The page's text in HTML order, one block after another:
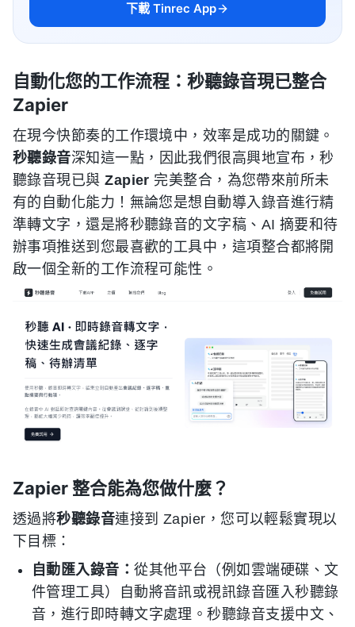
下載 Tinrec App
自動化您的工作流程：秒聽錄音現已整合
Zapier
在現今快節奏的工作環境中，效率是成功的關鍵。
秒聽錄音深知這一點，因此我們很高興地宣布，秒
聽錄音現已與Zapier 完美整合，為您帶來前所未
有的自動化能力！無論您是想自動導入錄音進行精
準轉文字，還是將秒聽錄音的文字稿、AI 摘要和待
辦事項推送到您最喜歡的工具中，這項整合都將開
啟一個全新的工作流程可能性。
Zapier 整合能為您做什麼？
透過將秒聽錄音連接到 Zapier，您可以輕鬆實現以
下目標：
自動匯入錄音：從其他平台（例如雲端硬碟、文
件管理工具）自動將音訊或視訊錄音匯入秒聽錄
音，進行即時轉文字處理。秒聽錄音支援中文、